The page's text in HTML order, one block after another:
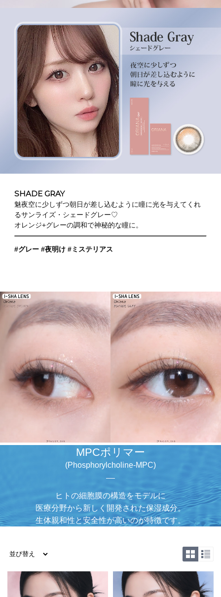
SHADE GRAY
魅夜空に少しずつ朝日が差し込むように瞳に光を与えてくれ
るサンライズ・シェードグレー♡
オレンジ+グレーの調和で神秘的な瞳に。
#グレー #夜明け #ミステリアス
MPCポリマー
(Phosphorylcholine-MPC)
ヒトの細胞膜の構造をモデルに
医療分野から新しく開発された保湿成分。
生体親和性と安全性が高いのが特徴です。